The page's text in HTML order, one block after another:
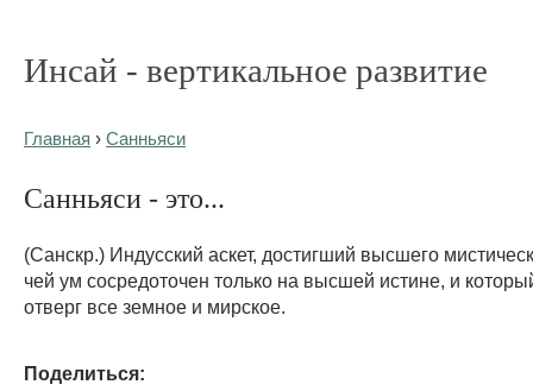
Инсай - вертикальное развитие
Главная › Санньяси
Санньяси - это...
(Санскр.) Индусский аскет, достигший высшего
чей ум сосредоточен только на высшей истине, и
отверг все земное и мирское.
Поделиться: